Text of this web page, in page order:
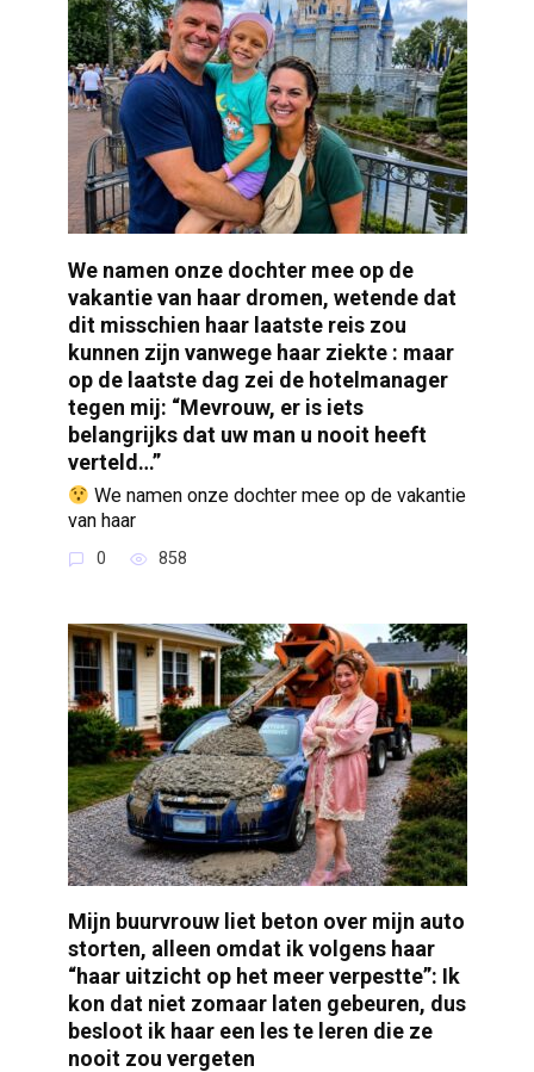
We namen onze dochter mee op de
vakantie van haar dromen, wetende dat
dit misschien haar laatste reis zou
kunnen zijn vanwege haar ziekte : maar
op de laatste dag zei de hotelmanager
tegen mij: “Mevrouw, er is iets
belangrijks dat uw man u nooit heeft
verteld…”
We namen onze dochter mee op de vakantie
van haar
0 858
Mijn buurvrouw liet beton over mijn auto
storten, alleen omdat ik volgens haar
“haar uitzicht op het meer verpestte”: Ik
kon dat niet zomaar laten gebeuren, dus
besloot ik haar een les te leren die ze
nooit zou vergeten